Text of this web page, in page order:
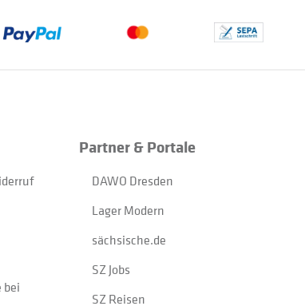
bei
Partner & Portale
DAWO Dresden
Lager Modern
sächsische.de
SZ Jobs
SZ Reisen